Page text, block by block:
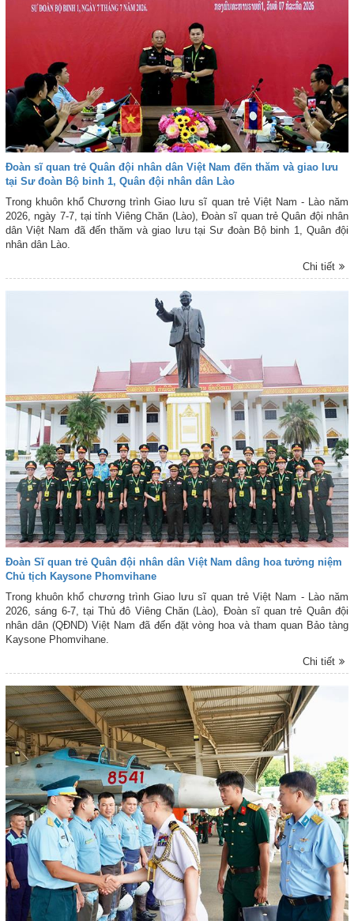
Đoàn sĩ quan trẻ Quân đội nhân dân Việt Nam đến thăm và giao lưu
tại Sư đoàn Bộ binh 1, Quân đội nhân dân Lào
Trong khuôn khổ Chương trình Giao lưu sĩ quan trẻ Việt Nam - Lào năm
2026, ngày 7-7, tại tỉnh Viêng Chăn (Lào), Đoàn sĩ quan trẻ Quân đội nhân
dân Việt Nam đã đến thăm và giao lưu tại Sư đoàn Bộ binh 1, Quân đội
nhân dân Lào.
Chi tiết
Đoàn Sĩ quan trẻ Quân đội nhân dân Việt Nam dâng hoa tưởng niệm
Chủ tịch Kaysone Phomvihane
Trong khuôn khổ chương trình Giao lưu sĩ quan trẻ Việt Nam - Lào năm
2026, sáng 6-7, tại Thủ đô Viêng Chăn (Lào), Đoàn sĩ quan trẻ Quân đội
nhân dân (QĐND) Việt Nam đã đến đặt vòng hoa và tham quan Bảo tàng
Kaysone Phomvihane.
Chi tiết